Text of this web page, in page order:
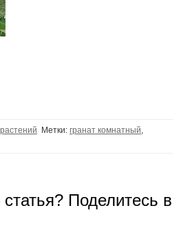
Метки: гранат комнатный,
Поделитесь в